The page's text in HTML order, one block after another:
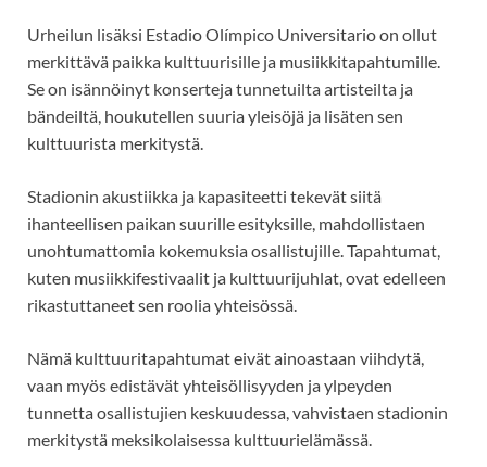
Urheilun lisäksi Estadio Olímpico Universitario on ollut
merkittävä paikka kulttuurisille ja musiikkitapahtumille.
Se on isännöinyt konserteja tunnetuilta artisteilta ja
bändeiltä, houkutellen suuria yleisöjä ja lisäten sen
kulttuurista merkitystä.
Stadionin akustiikka ja kapasiteetti tekevät siitä
ihanteellisen paikan suurille esityksille, mahdollistaen
unohtumattomia kokemuksia osallistujille. Tapahtumat,
kuten musiikkifestivaalit ja kulttuurijuhlat, ovat edelleen
rikastuttaneet sen roolia yhteisössä.
Nämä kulttuuritapahtumat eivät ainoastaan viihdytä,
vaan myös edistävät yhteisöllisyyden ja ylpeyden
tunnetta osallistujien keskuudessa, vahvistaen stadionin
merkitystä meksikolaisessa kulttuurielämässä.